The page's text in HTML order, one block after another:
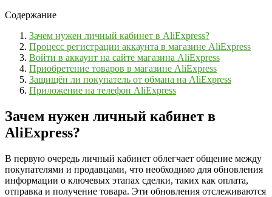
Содержание
Зачем нужен личный кабинет в AliExpress?
Процесс регистрации аккаунта в магазине AliExpress
Войти в аккаунт на сайте магазина AliExpress
Приобретение товаров в магазине AliExpress
Защищён ли покупатель от обмана на AliExpress
Приложение на телефон AliExpress
Зачем нужен личный кабинет в
AliExpress?
В первую очередь личный кабинет облегчает общение между
покупателями и продавцами, что необходимо для обновления
информации о ключевых этапах сделки, таких как оплата,
отправка и получение товара. Эти обновления отслеживаются